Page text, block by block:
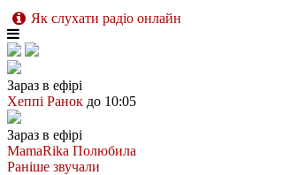
Як слухати радіо онлайн
Зараз в ефірі
Хеппі Ранок до 10:05
Зараз в ефірі
MamaRika Полюбила
Раніше звучали